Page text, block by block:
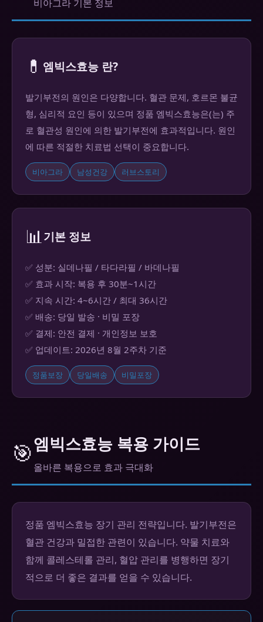
비아그라 기본 정보
💊 엠빅스효능 란?
발기부전의 원인은 다양합니다. 혈관 문제, 호르몬 불균
형, 심리적 요인 등이 있으며 정품 엠빅스효능은(는) 주
로 혈관성 원인에 의한 발기부전에 효과적입니다. 원인
에 따른 적절한 치료법 선택이 중요합니다.
비아그라 남성건강 러브스토리
📊기본 정보
✅ 성분: 실데나필 / 타다라필 / 바데나필
✅ 효과 시작: 복용 후 30분~1시간
✅ 지속 시간: 4~6시간 / 최대 36시간
✅ 배송: 당일 발송 · 비밀 포장
✅ 결제: 안전 결제 · 개인정보 보호
✅ 업데이트: 2026년 8월 2주차 기준
정품보장 당일배송 비밀포장
🎯엠빅스효능 복용 가이드
올바른 복용으로 효과 극대화
정품 엠빅스효능 장기 관리 전략입니다. 발기부전은
혈관 건강과 밀접한 관련이 있습니다. 약물 치료와
함께 콜레스테롤 관리, 혈압 관리를 병행하면 장기
적으로 더 좋은 결과를 얻을 수 있습니다.